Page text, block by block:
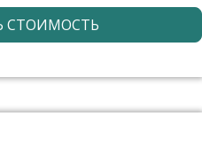
СТОИМОСТЬ